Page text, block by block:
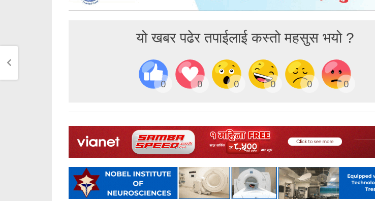
यो खबर पढेर तपाईलाई कस्तो महसुस भयो ?
0 0 0 0 0 0